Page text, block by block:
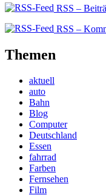
RSS –
RSS –
Themen
aktuell
auto
Bahn
Blog
Computer
Deutschland
Essen
fahrrad
Farben
Fernsehen
Film